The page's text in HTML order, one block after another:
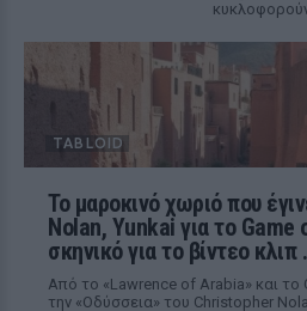
TABLOID
Το μαροκινό χωριό που
Nolan, Yunkai για το Game
σκηνικό για το βίντεο
Από το «Lawrence of Arabia» και το
την «Οδύσσεια» του Christopher